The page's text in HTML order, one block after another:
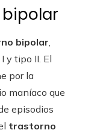
bipolar,
y tipo II. El
por la
maníaco que
episodios
trastorno